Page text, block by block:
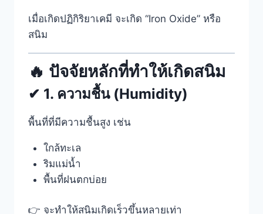
เมื่อเกิดปฏิกิริยาเคมี จะเกิด “Iron Oxide” หรือ
สนิม
🔥 ปัจจัยหลักที่ทำให้เกิดสนิม
✔ 1. ความชื้น (Humidity)
พื้นที่ที่มีความชื้นสูง เช่น
ใกล้ทะเล
ริมแม่น้ำ
พื้นที่ฝนตกบ่อย
👉 จะทำให้สนิมเกิดเร็วขึ้นหลายเท่า